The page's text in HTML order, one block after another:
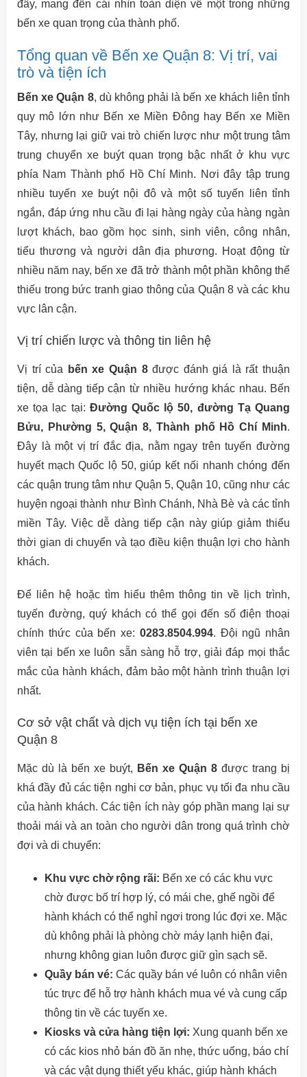
đây, mang đến cái nhìn toàn diện về một trong những
bến xe quan trọng của thành phố.
Tổng quan về Bến xe Quận 8: Vị trí, vai
trò và tiện ích
Bến xe Quận 8, dù không phải là bến xe khách liên tỉnh
quy mô lớn như Bến xe Miền Đông hay Bến xe Miền
Tây, nhưng lại giữ vai trò chiến lược như một trung tâm
trung chuyển xe buýt quan trọng bậc nhất ở khu vực
phía Nam Thành phố Hồ Chí Minh. Nơi đây tập trung
nhiều tuyến xe buýt nội đô và một số tuyến liên tỉnh
ngắn, đáp ứng nhu cầu đi lại hàng ngày của hàng ngàn
lượt khách, bao gồm học sinh, sinh viên, công nhân,
tiểu thương và người dân địa phương. Hoạt động từ
nhiều năm nay, bến xe đã trở thành một phần không thể
thiếu trong bức tranh giao thông của Quận 8 và các khu
vực lân cận.
Vị trí chiến lược và thông tin liên hệ
Vị trí của bến xe Quận 8được đánh giá là rất thuận
tiện, dễ dàng tiếp cận từ nhiều hướng khác nhau. Bến
xe tọa lạc tại: Đường Quốc lộ 50, đường Tạ Quang
Bửu, Phường 5, Quận 8, Thành phố Hồ Chí Minh.
Đây là một vị trí đắc địa, nằm ngay trên tuyến đường
huyết mạch Quốc lộ 50, giúp kết nối nhanh chóng đến
các quận trung tâm như Quận 5, Quận 10, cũng như các
huyện ngoại thành như Bình Chánh, Nhà Bè và các tỉnh
miền Tây. Việc dễ dàng tiếp cận này giúp giảm thiểu
thời gian di chuyển và tạo điều kiện thuận lợi cho hành
khách.
Để liên hệ hoặc tìm hiểu thêm thông tin về lịch trình,
tuyến đường, quý khách có thể gọi đến số điện thoại
chính thức của bến xe: 0283.8504.994. Đội ngũ nhân
viên tại bến xe luôn sẵn sàng hỗ trợ, giải đáp mọi thắc
mắc của hành khách, đảm bảo một hành trình thuận lợi
nhất.
Cơ sở vật chất và dịch vụ tiện ích tại bến xe
Quận 8
Mặc dù là bến xe buýt, Bến xe Quận 8 được trang bị
khá đầy đủ các tiện nghi cơ bản, phục vụ tối đa nhu cầu
của hành khách. Các tiện ích này góp phần mang lại sự
thoải mái và an toàn cho người dân trong quá trình chờ
đợi và di chuyển:
Khu vực chờ rộng rãi: Bến xe có các khu vực
chờ được bố trí hợp lý, có mái che, ghế ngồi để
hành khách có thể nghỉ ngơi trong lúc đợi xe. Mặc
dù không phải là phòng chờ máy lạnh hiện đại,
nhưng không gian luôn được giữ gìn sạch sẽ.
Quầy bán vé: Các quầy bán vé luôn có nhân viên
túc trực để hỗ trợ hành khách mua vé và cung cấp
thông tin về các tuyến xe.
Kiosks và cửa hàng tiện lợi: Xung quanh bến xe
có các kios nhỏ bán đồ ăn nhẹ, thức uống, báo chí
và các vật dụng thiết yếu khác, giúp hành khách